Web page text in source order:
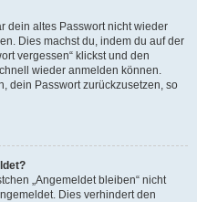
dein altes Passwort nicht wieder
Dies machst du, indem du auf der
vergessen“ klickst und den
wieder anmelden können.
dein Passwort zurückzusetzen, so
„Angemeldet bleiben“ nicht
Dies verhindert den